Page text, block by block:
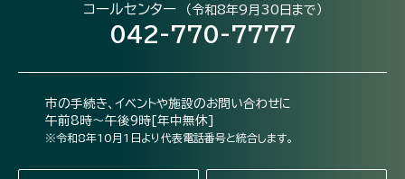
コールセンター （令和8年9月30日まで）
042-770-7777
市の手続き、イベントや施設のお問い合わせに
午前8時～午後9時[年中無休]
※令和8年10月1日より代表電話番号と統合します。